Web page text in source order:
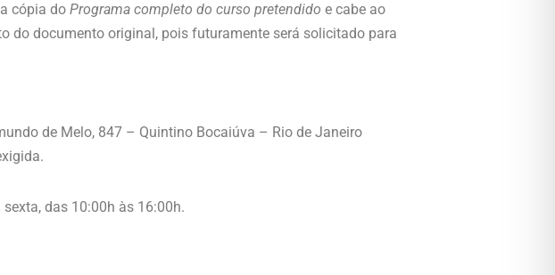
cópia do Programa completo do curso pretendido e cabe ao
do documento original, pois futuramente será solicitado para
de Melo, 847 – Quintino Bocaiúva – Rio de Janeiro
das 10:00h às 16:00h.